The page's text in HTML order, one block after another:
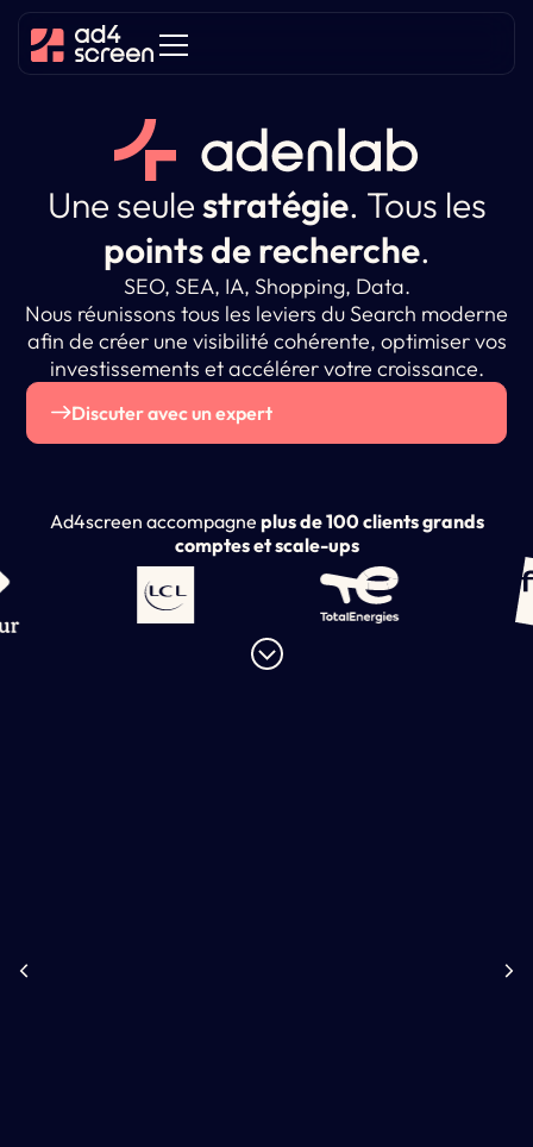
Une seulestratégie. Tous les
points de recherche.
SEO, SEA, IA, Shopping, Data.
Nous réunissons tous les leviers du Search moderne
afin de créer une visibilité cohérente, optimiser vos
investissements et accélérer votre croissance.
Discuter avec un expert
Ad4screen accompagne plus de 100 clients grands
comptes et scale-ups